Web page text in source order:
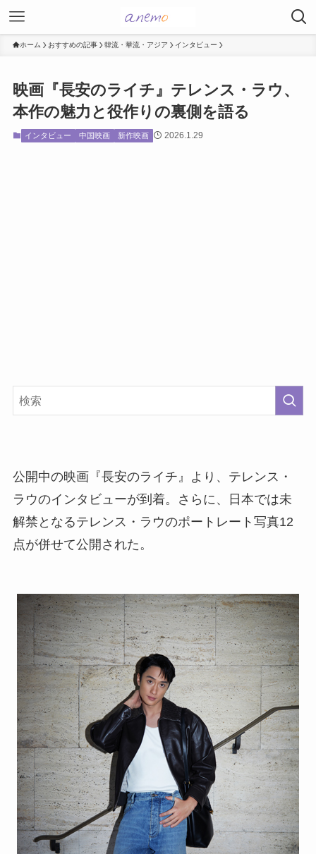
ホーム おすすめの記事 韓流・華流・アジア インタビュー
映画『長安のライチ』テレンス・ラウ、
本作の魅力と役作りの裏側を語る
インタビュー 中国映画 新作映画 2026.1.29
公開中の映画『長安のライチ』より、テレンス・
ラウのインタビューが到着。さらに、日本では未
解禁となるテレンス・ラウのポートレート写真12
点が併せて公開された。